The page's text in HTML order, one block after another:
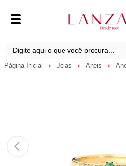
Página Inicial Joias Aneis